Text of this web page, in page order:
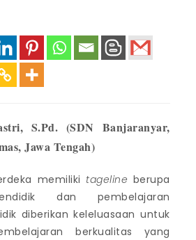
S.Pd. (SDN Banjaranyar,
Jawa Tengah)
memiliki tageline berupa
dan pembelajaran
diberikan keleluasaan untuk
berkualitas yang